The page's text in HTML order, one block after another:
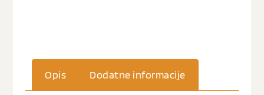
Opis Dodatne informacije